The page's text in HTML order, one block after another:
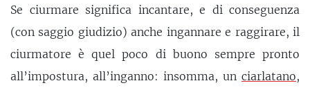
Se ciurmare significa incantare, e di conseguenza
(con saggio giudizio) anche ingannare e raggirare, il
ciurmatore è quel poco di buono sempre pronto
all’impostura, all’inganno: insomma, un ciarlatano,